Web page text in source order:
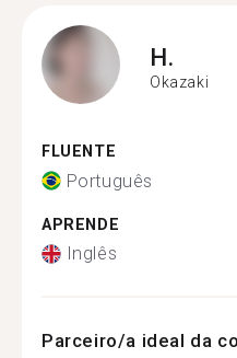
H.
Okazaki
FLUENTE
Português
APRENDE
Inglês
Parceiro/a ideal da